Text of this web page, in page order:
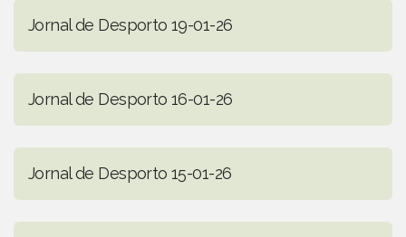
Jornal de Desporto 19-01-26
Jornal de Desporto 16-01-26
Jornal de Desporto 15-01-26